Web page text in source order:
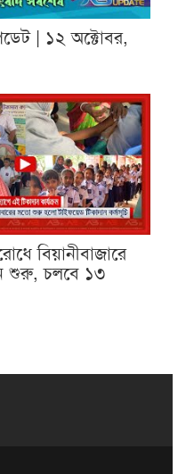
| ১২ অক্টোবর,
বিয়ানীবাজারে
শুরু, চলবে ১৩